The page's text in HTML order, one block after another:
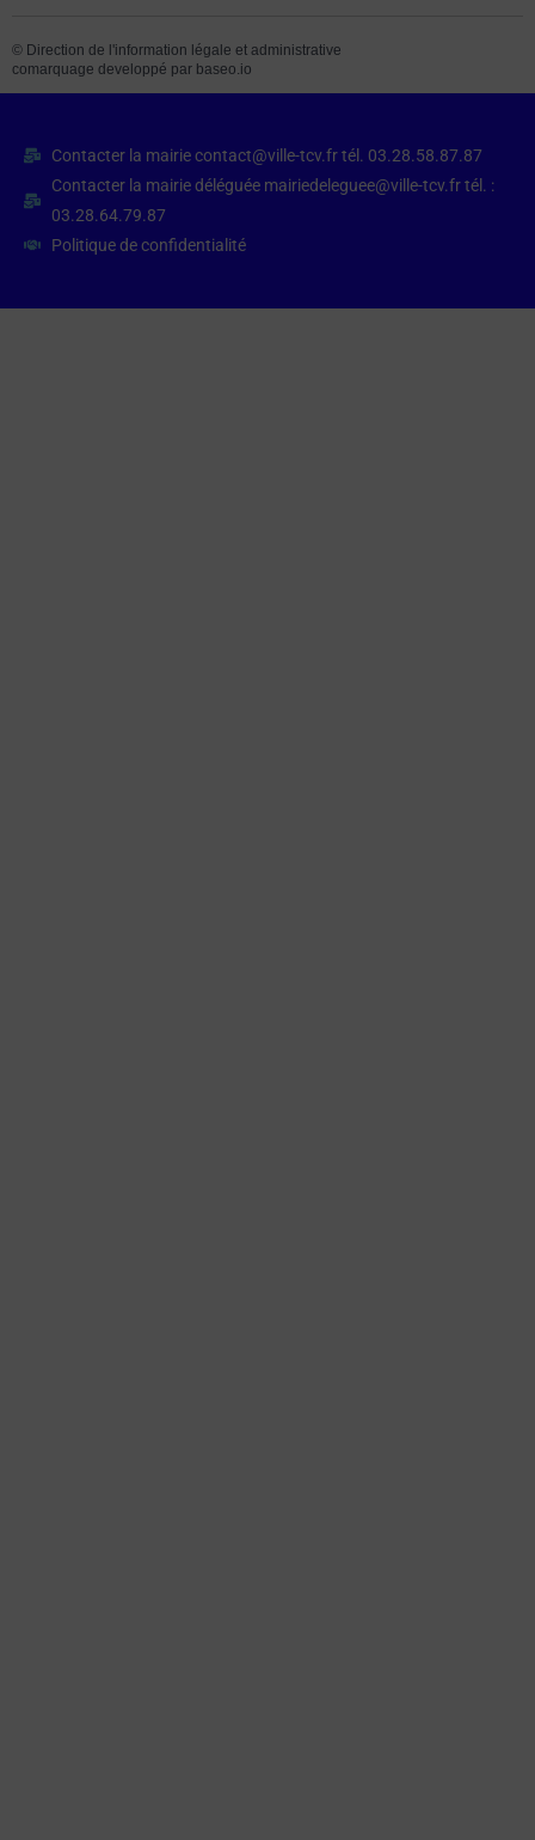
© Direction de l'information légale et administrative
comarquage developpé par baseo.io
Contacter la mairie contact@ville-tcv.fr tél. 03.28.58.87.87
Contacter la mairie déléguée mairiedeleguee@ville-tcv.fr tél. :
03.28.64.79.87
Politique de confidentialité